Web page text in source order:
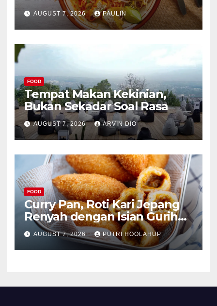
AUGUST 7, 2026 PAULIN
FOOD
Tempat Makan Kekinian,
Bukan Sekadar Soal Rasa
AUGUST 7, 2026 ARVIN DIO
FOOD
Curry Pan, Roti Kari Jepang
Renyah dengan Isian Gurih
Menggoda
AUGUST 7, 2026 PUTRI HOOLAHUP